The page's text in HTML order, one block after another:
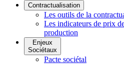
Contractualisation
Les outils de la
Les indicateurs de prix
production
Enjeux
Sociétaux
Pacte sociétal